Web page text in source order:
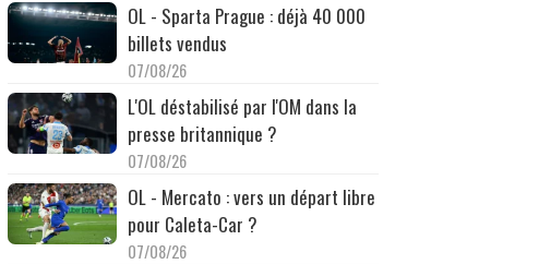
OL - Sparta Prague : déjà 40 000
billets vendus
07/08/26
L'OL déstabilisé par l'OM dans la
presse britannique ?
07/08/26
OL - Mercato : vers un départ libre
pour Caleta-Car ?
07/08/26